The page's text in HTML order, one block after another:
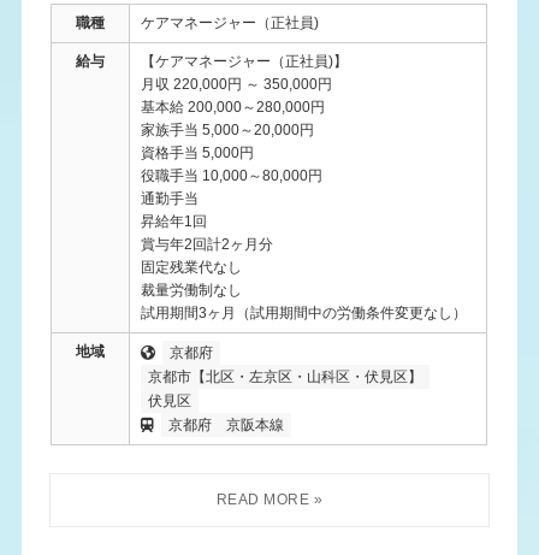
職種 ケアマネージャー（正社員)
給与
【ケアマネージャー（正社員)】
月収 220,000円 ～ 350,000円
基本給 200,000～280,000円
家族手当 5,000～20,000円
資格手当 5,000円
役職手当 10,000～80,000円
通勤手当
昇給年1回
賞与年2回計2ヶ月分
固定残業代なし
裁量労働制なし
試用期間3ヶ月（試用期間中の労働条件変更なし）
地域
京都府
京都市【北区・左京区・山科区・伏見区】
伏見区
京都府
京阪本線